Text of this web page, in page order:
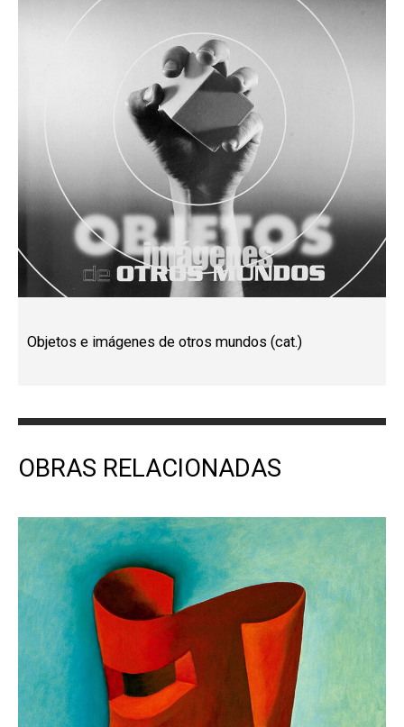
Objetos e imágenes de otros mundos (cat.)
OBRAS RELACIONADAS